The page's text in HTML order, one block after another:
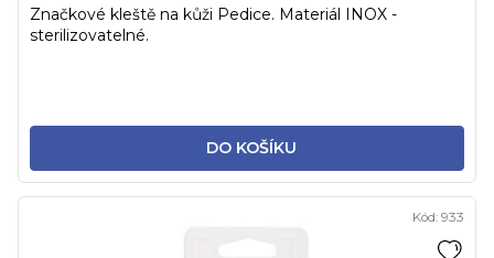
DO KOŠÍKU
Značkové kleště na kůži Pedice. Materiál INOX -
sterilizovatelné.
Kód: 933